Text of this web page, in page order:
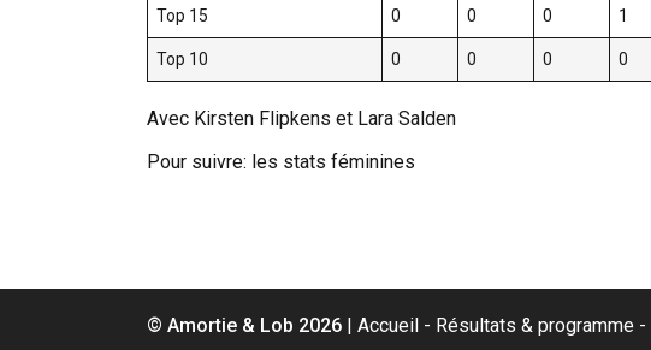
Top 15 0 0 0 1
Top 10 0 0 0 0
Avec Kirsten Flipkens et Lara Salden
Pour suivre: les stats féminines
© Amortie & Lob 2026 Accueil Résultats & programme